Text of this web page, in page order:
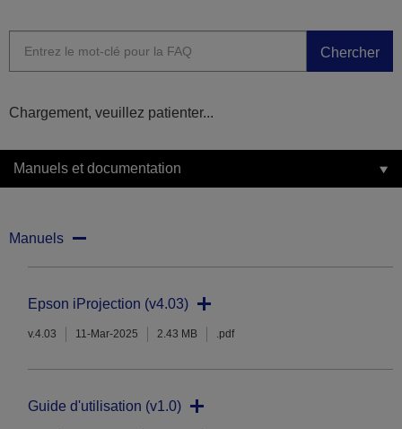
Chercher
Chargement, veuillez patienter...
Manuels et documentation
Manuels
Epson iProjection (v4.03)
v.4.03 11-Mar-2025 2.43 MB .pdf
Guide d'utilisation (v1.0)